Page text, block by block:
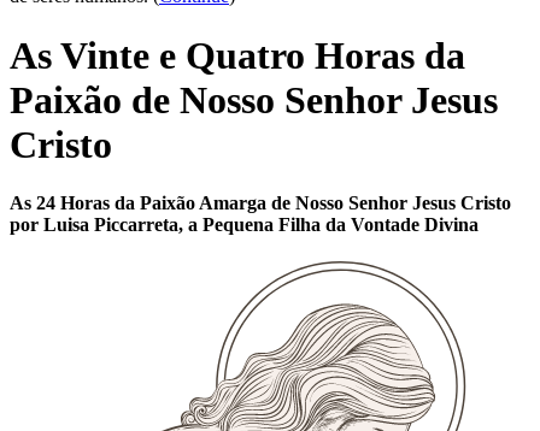
As Vinte e Quatro Horas da
Paixão de Nosso Senhor Jesus
Cristo
As 24 Horas da Paixão Amarga de Nosso Senhor Jesus Cristo
por Luisa Piccarreta, a Pequena Filha da Vontade Divina